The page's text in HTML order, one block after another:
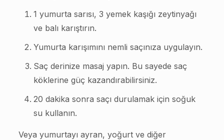
1 yumurta sarısı, 3 yemek kaşığı zeytinyağı
ve balı karıştırın.
Yumurta karışımını nemli saçınıza uygulayın.
Saç derinize masaj yapın. Bu sayede saç
köklerine güç kazandırabilirsiniz.
20 dakika sonra saçı durulamak için soğuk
su kullanın.
Veya yumurtayı ayran, yoğurt ve diğer